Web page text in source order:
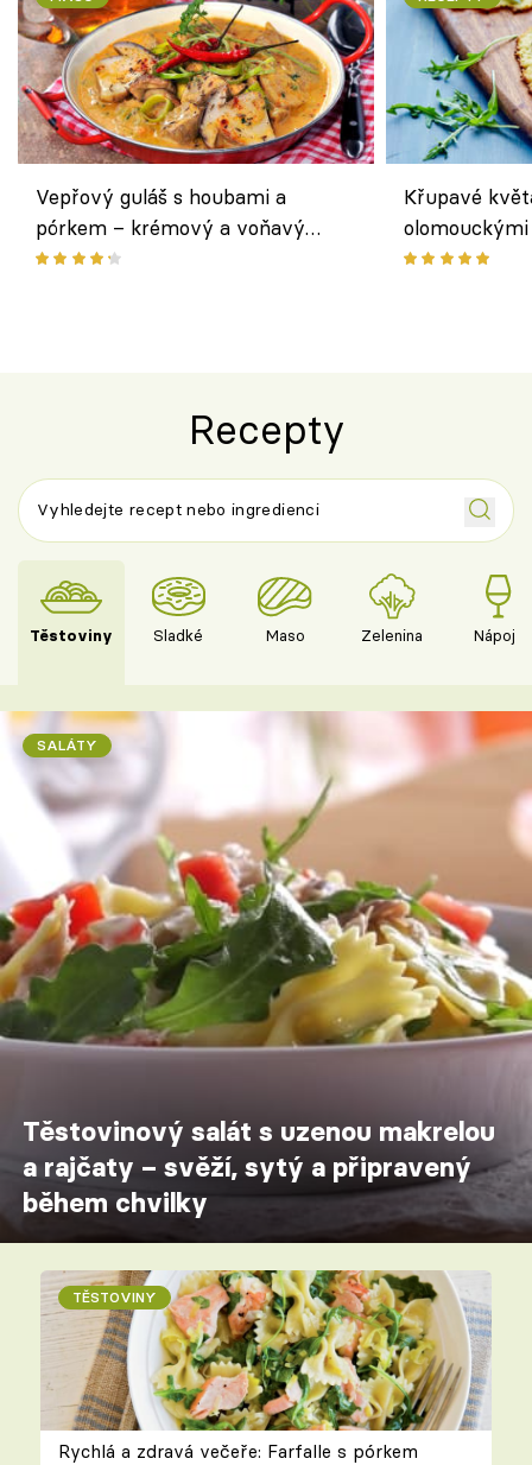
Vepřový guláš s houbami a
pórkem – krémový a voňavý
pokrm z jednoho hrnce
Křupavé
bezlepkový
Recepty
Těstoviny Sladké Maso Zelenina Nápoje
SALÁTY
Těstovinový salát s uzenou makrelou
a rajčaty – svěží, sytý a připravený
během chvilky
TĚSTOVINY
Rychlá a zdravá večeře: Farfalle s pórkem